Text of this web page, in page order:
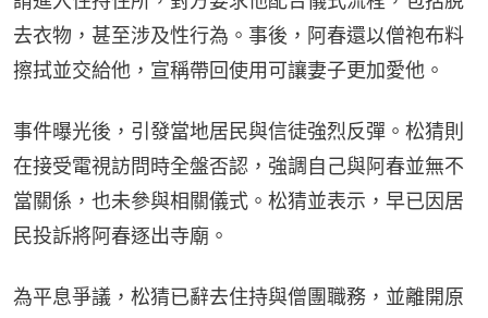
去衣物，甚至涉及性行為。事後，阿春還以僧袍布料
擦拭並交給他，宣稱帶回使用可讓妻子更加愛他。
事件曝光後，引發當地居民與信徒強烈反彈。松猜則
在接受電視訪問時全盤否認，強調自己與阿春並無不
當關係，也未參與相關儀式。松猜並表示，早已因居
民投訴將阿春逐出寺廟。
為平息爭議，松猜已辭去住持與僧團職務，並離開原